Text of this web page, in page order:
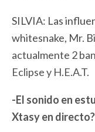
SILVIA: Las
whitesnake, Mr.
actualmente 2
Eclipse y H.E.A.T.
-El sonido en
Xtasy en directo?